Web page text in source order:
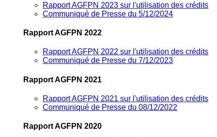
Rapport AGFPN 2023 sur l'utilisation des crédits
Communiqué de Presse du 5/12/2024
Rapport AGFPN 2022
Rapport AGFPN 2022 sur l'utilisation des crédits
Communiqué de Presse du 7/12/2023
Rapport AGFPN 2021
Rapport AGFPN 2021 sur l'utilisation des crédits
Communiqué de Presse du 08/12/2022
Rapport AGFPN 2020